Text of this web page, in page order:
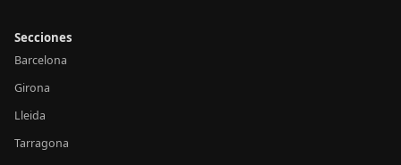
Secciones
Barcelona
Girona
Lleida
Tarragona